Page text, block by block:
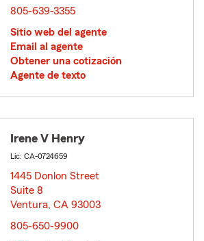
805-639-3355
Sitio web del agente
Email al agente
Obtener una cotización
Agente de texto
Irene V Henry
Lic: CA-0724659
1445 Donlon Street
Suite 8
Ventura, CA 93003
805-650-9900